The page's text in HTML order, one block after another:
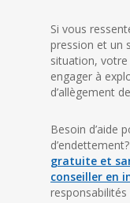
Si vous
pression et un
situation,
engager à
d’allègement
Besoin d’aide
d’endettement?
gratuite et
conseiller en